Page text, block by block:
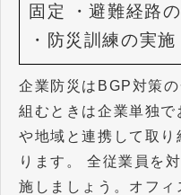
固定
・避難経路
・防災訓練の実施
企業防災はBGP対策
組むときは企業単独
や地域と連携して取
ります。 全従業員を
施しましょう。オフ